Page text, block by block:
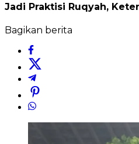
Jadi Praktisi Ruqyah,
Bagikan berita